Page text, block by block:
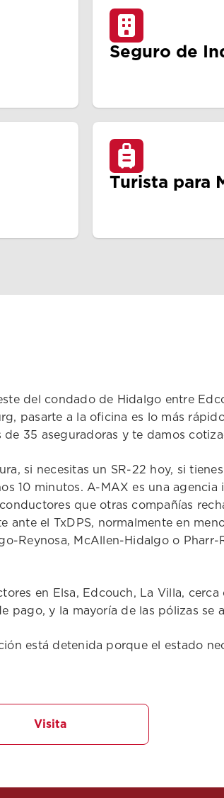
Seguro de
Turista para
del condado de Hidalgo entre
pasarte a la oficina es lo más
35 aseguradoras y te damos
si necesitas un SR-22 hoy, si
10 minutos. A-MAX es una
que otras compañías
ante el TxDPS, normalmente en
Reynosa, McAllen-Hidalgo o
en Elsa, Edcouch, La Villa,
pago, y la mayoría de las pólizas se
está detenida porque el estado
Visita